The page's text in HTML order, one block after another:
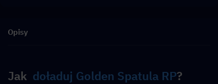
Opisy
Jak doładuj Golden Spatula RP?